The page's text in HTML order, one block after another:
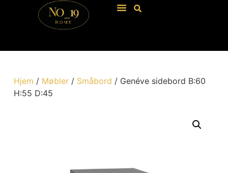
Hjem / Møbler/ Småbord / Genéve sidebord B:60
H:55 D:45